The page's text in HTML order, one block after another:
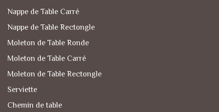
Nappe de Table Carré
Nappe de Table Rectongle
Moleton de Table Ronde
Moleton de Table Carré
Moleton de Table Rectongle
Serviette
Chemin de table